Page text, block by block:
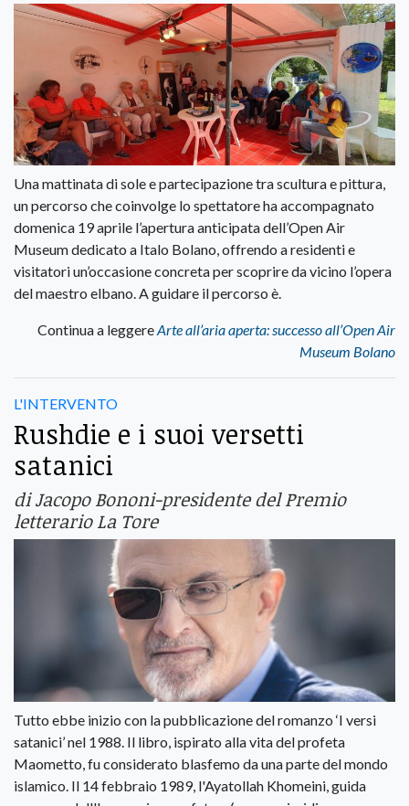
Una mattinata di sole e partecipazione tra scultura e pittura,
un percorso che coinvolge lo spettatore ha accompagnato
domenica 19 aprile l’apertura anticipata dell’Open Air
Museum dedicato a Italo Bolano, offrendo a residenti e
visitatori un’occasione concreta per scoprire da vicino l’opera
del maestro elbano. A guidare il percorso è.
Continua a leggereArte all’aria aperta: successo all’Open Air
Museum Bolano
L'INTERVENTO
Rushdie e i suoi versetti
satanici
di Jacopo Bononi-presidente del Premio
letterario La Tore
Tutto ebbe inizio con la pubblicazione del romanzo ‘I versi
satanici’ nel 1988. Il libro, ispirato alla vita del profeta
Maometto, fu considerato blasfemo da una parte del mondo
islamico. Il 14 febbraio 1989, l'Ayatollah Khomeini, guida